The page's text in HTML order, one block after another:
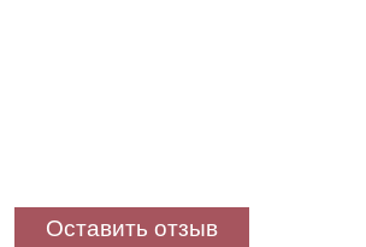
Оставить отзыв